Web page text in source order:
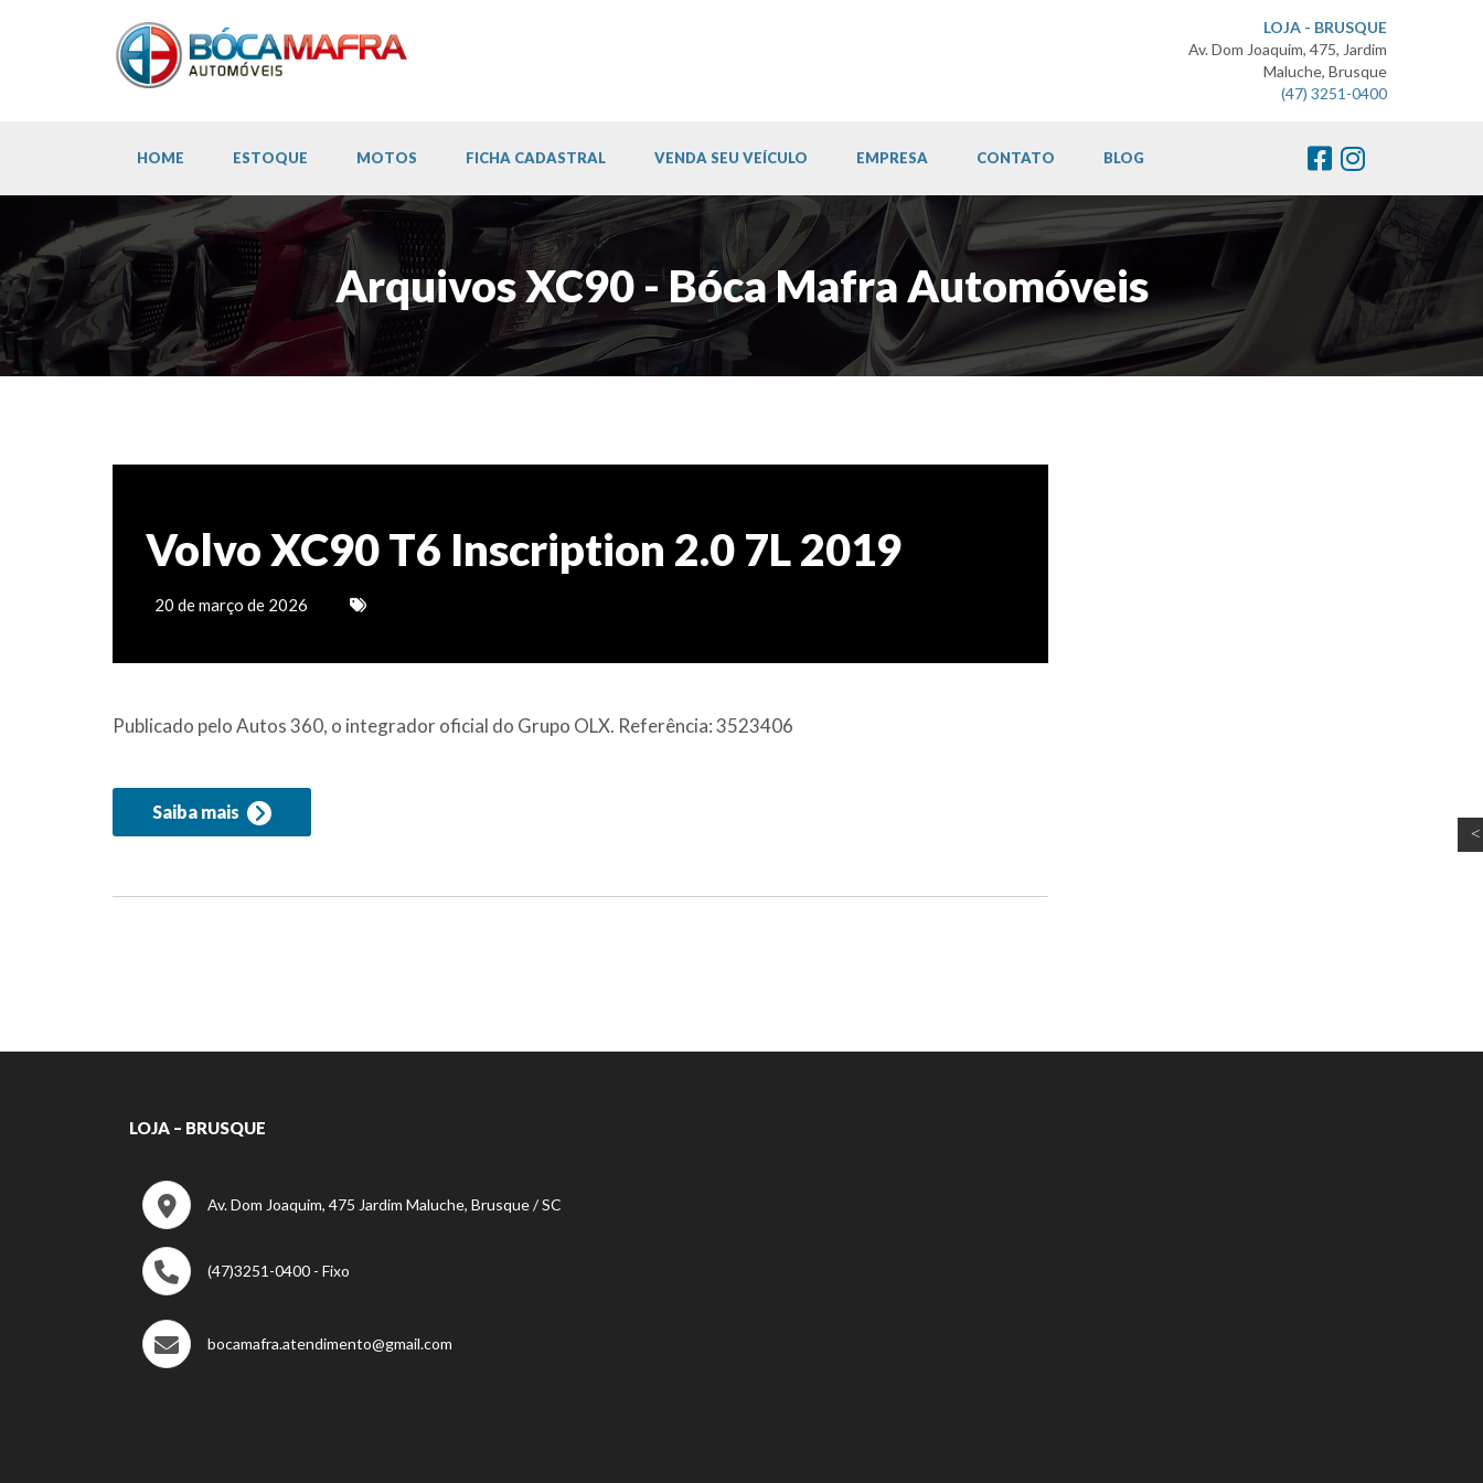
LOJA - BRUSQUE
Av. Dom Joaquim, 475, Jardim
Maluche, Brusque
(47) 3251-0400
HOME ESTOQUE MOTOS FICHA CADASTRAL VENDA SEU VEÍCULO EMPRESA CONTATO BLOG
Arquivos XC90 - Bóca Mafra Automóveis
Volvo XC90 T6 Inscription 2.0 7L 2019
20 de março de 2026
Publicado pelo Autos 360, o integrador oficial do Grupo OLX. Referência: 3523406
Saiba mais
LOJA – BRUSQUE
Av. Dom Joaquim, 475 Jardim Maluche, Brusque / SC
(47)3251-0400 - Fixo
bocamafra.atendimento@gmail.com